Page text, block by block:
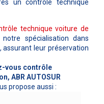
un contrôle technique
technique voiture de
spécialisation dans
assurant leur préservation
vous contrôle
ABR AUTOSUR
propose aussi :